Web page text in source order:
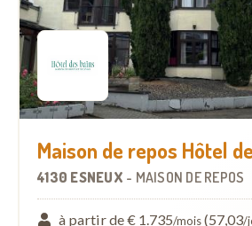
Maison de repos Hôtel
4130 ESNEUX - MAISON DE REPOS
à partir de € 1.735/mois(57,03/